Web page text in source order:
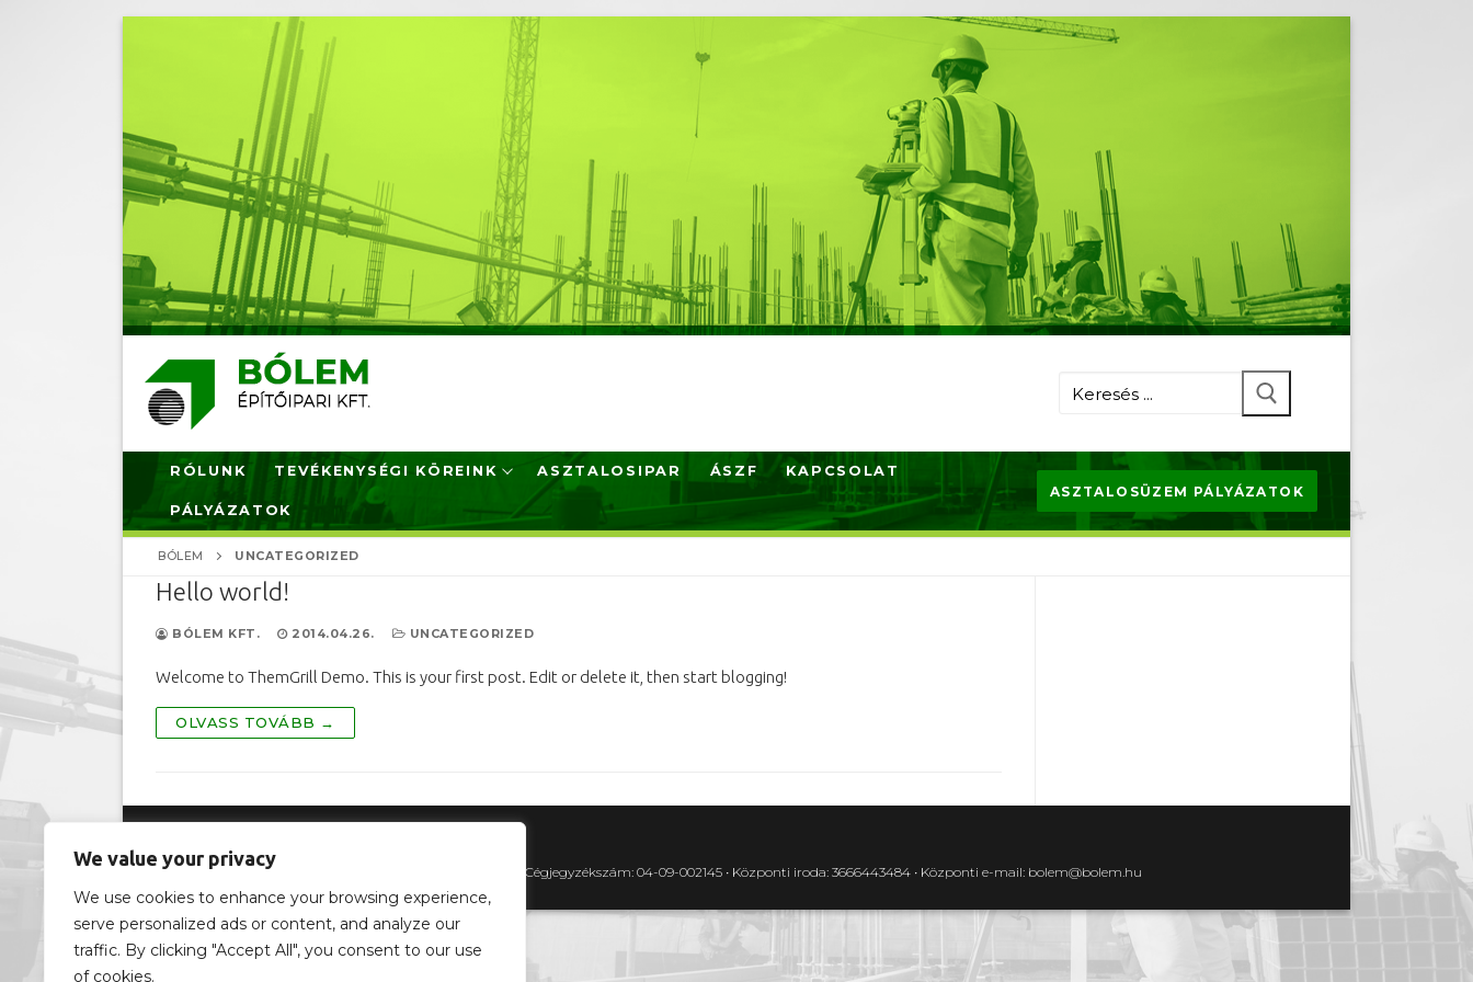
We value your privacy
We use cookies to enhance your browsing experience,
serve personalized ads or content, and analyze our
traffic. By clicking "Accept All", you consent to our use
of cookies.
RÓLUNK TEVÉKENYSÉGI KÖREINK ASZTALOSIPAR ÁSZF KAPCSOLAT
PÁLYÁZATOK
ASZTALOSÜZEM PÁLYÁZATOK
BÓLEM UNCATEGORIZED
Hello world!
BÓLEM KFT. 2014.04.26. UNCATEGORIZED
Welcome to ThemGrill Demo. This is your first post. Edit or delete it, then start blogging!
OLVASS TOVÁBB →
H-5600 Békéscsaba, Őszi utca 3. • Adószám: 11042851-2-04 • Cégjegyzékszám: 04-09-002145 • Központi iroda: 3666443484 • Központi e-mail: bolem@bolem.hu